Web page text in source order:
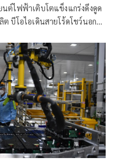
ต์ไฟฟ้าเติบโตแข็งแกร่งดึงดูด
บีโอไอเดินสายโร้ดโชว์นอก